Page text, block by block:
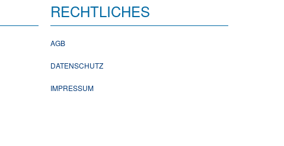
RECHTLICHES
AGB
DATENSCHUTZ
IMPRESSUM